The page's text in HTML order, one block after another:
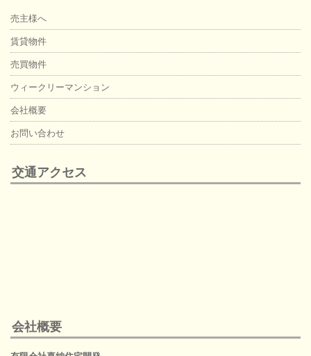
売主様へ
賃貸物件
売買物件
ウィークリーマンション
会社概要
お問い合わせ
交通アクセス
会社概要